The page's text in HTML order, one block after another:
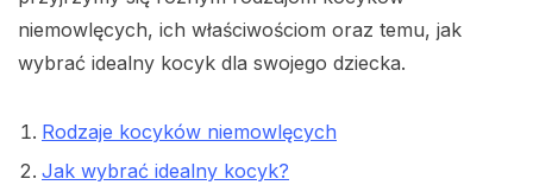
niemowlęcych, ich właściwościom oraz temu, jak
wybrać idealny kocyk dla swojego dziecka.
Rodzaje kocyków niemowlęcych
Jak wybrać idealny kocyk?